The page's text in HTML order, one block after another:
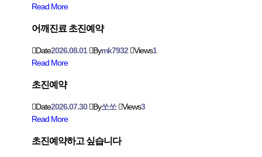
Read More
어깨진료 초진예약
Date2026.08.01 Bymk7932 Views1
Read More
초진예약
Date2026.07.30 By쏘쏘 Views3
Read More
초진예약하고 싶습니다